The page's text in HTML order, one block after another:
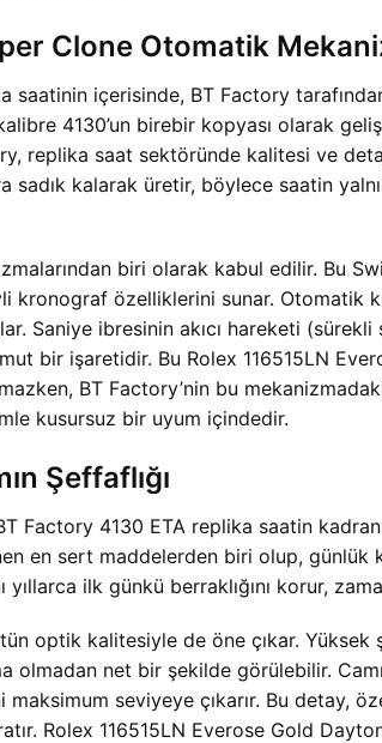
Clone Otomatik
saatinin içerisinde, BT Factory
4130’un birebir kopyası olarak
replika saat sektöründe kalitesi ve
kalarak üretir, böylece saatin
biri olarak kabul edilir. Bu
kronograf özelliklerini sunar. Otomatik
ibresinin akıcı hareketi (sürekli
bir işaretidir. Bu Rolex 116515LN
BT Factory’nin bu
kusursuz bir uyum içindedir.
Şeffaflığı
Factory 4130 ETA replika saatin
en sert maddelerden biri olup,
ilk günkü berraklığını korur,
optik kalitesiyle de öne çıkar.
net bir şekilde görülebilir.
maksimum seviyeye çıkarır. Bu detay,
Rolex 116515LN Everose Gold